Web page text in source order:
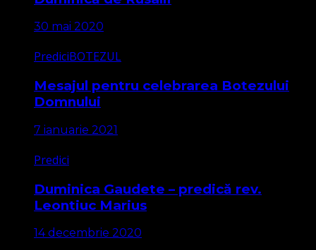
30 mai 2020
PrediciBOTEZUL
Mesajul pentru celebrarea Botezului
Domnului
7 ianuarie 2021
Predici
Duminica Gaudete – predică rev.
Leontiuc Marius
14 decembrie 2020